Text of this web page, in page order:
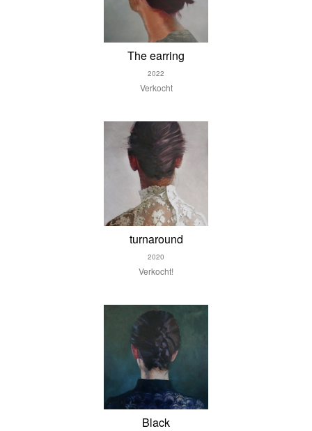
The earring
2022
Verkocht
turnaround
2020
Verkocht!
Black